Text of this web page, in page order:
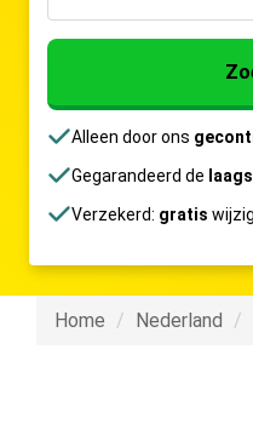
Alleen door ons
Gegarandeerd de
Verzekerd: gratis
Home Nederland